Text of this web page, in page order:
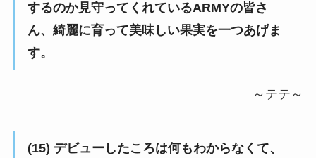
するのか見守ってくれているARMYの皆さ
ん、綺麗に育って美味しい果実を一つあげま
す。
～テテ～
(15) デビューしたころは何もわからなくて、